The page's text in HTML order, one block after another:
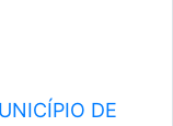
DE